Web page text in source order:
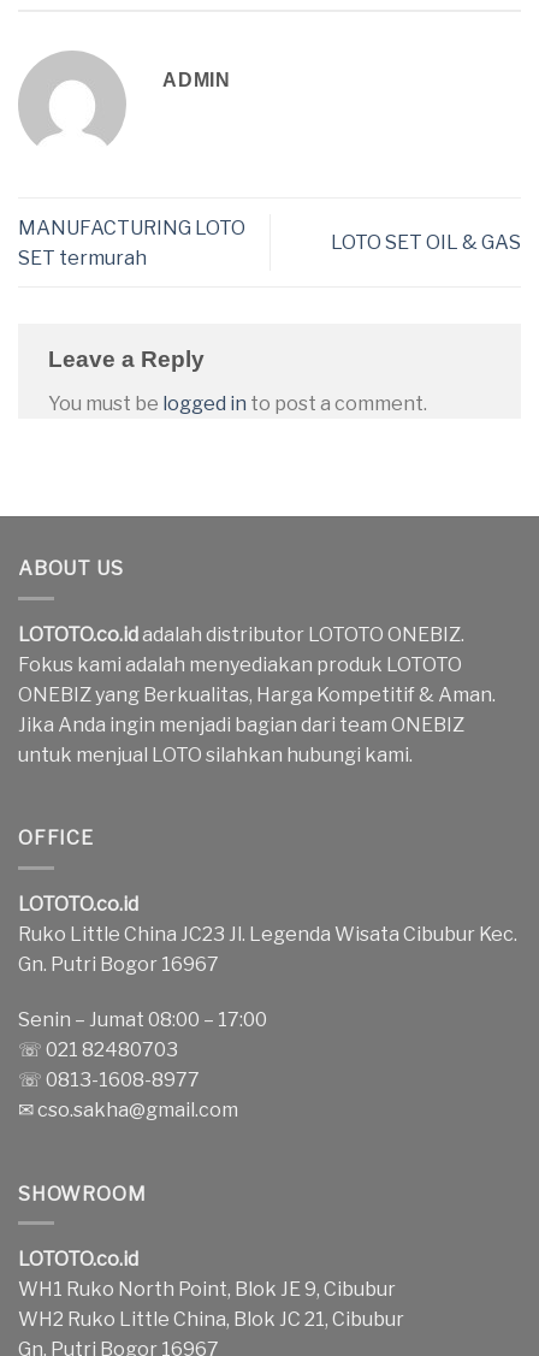
ADMIN
MANUFACTURING LOTO
SET termurah
LOTO SET OIL & GAS
Leave a Reply
You must be logged in to post a comment.
ABOUT US
LOTOTO.co.idadalah distributor LOTOTO ONEBIZ.
Fokus kami adalah menyediakan produk LOTOTO
ONEBIZ yang Berkualitas, Harga Kompetitif & Aman.
Jika Anda ingin menjadi bagian dari team ONEBIZ
untuk menjual LOTO silahkan hubungi kami.
OFFICE
LOTOTO.co.id
Ruko Little China JC23 Jl. Legenda Wisata Cibubur Kec.
Gn. Putri Bogor 16967
Senin – Jumat 08:00 – 17:00
☏ 021 82480703
☏ 0813-1608-8977
✉cso.sakha@gmail.com
SHOWROOM
LOTOTO.co.id
WH1 Ruko North Point, Blok JE 9, Cibubur
WH2 Ruko Little China, Blok JC 21, Cibubur
Gn. Putri Bogor 16967